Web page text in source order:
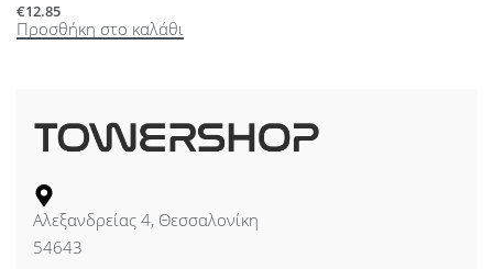
€12.85
Προσθήκη στο καλάθι
Αλεξανδρείας 4, Θεσσαλονίκη
54643